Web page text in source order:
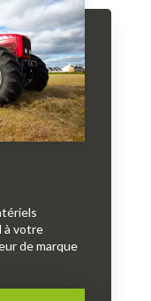
à votre
de marque